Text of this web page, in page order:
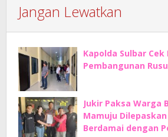
Jangan Lewatkan
Kapolda Sulbar Cek
Pembangunan
Jukir Paksa Warga
Mamuju
Berdamai dengan